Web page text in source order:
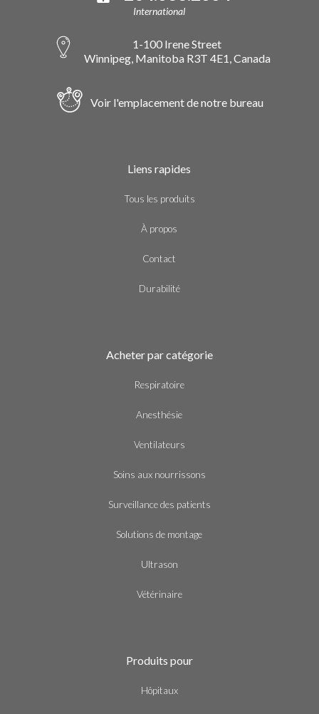
International
1-100 Irene Street
Winnipeg, Manitoba R3T 4E1, Canada
Voir l'emplacement de notre bureau
Liens rapides
Tous les produits
À propos
Contact
Durabilité
Acheter par catégorie
Respiratoire
Anesthésie
Ventilateurs
Soins aux nourrissons
Surveillance des patients
Solutions de montage
Ultrason
Vétérinaire
Produits pour
Hôpitaux